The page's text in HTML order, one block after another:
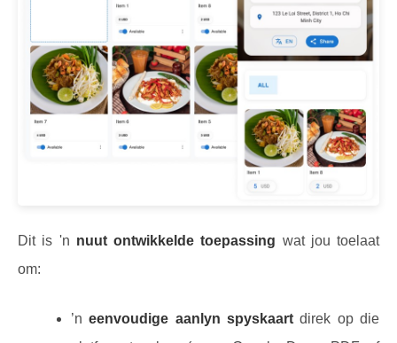
Dit is 'n nuut ontwikkelde toepassing wat jou toelaat
om:
’neenvoudige aanlyn spyskaart direk op die